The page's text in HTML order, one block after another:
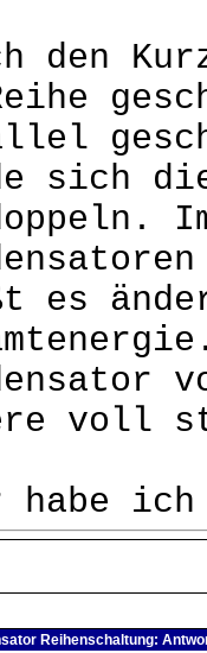
den
sich
es
voll
habe
Reihenschaltung: